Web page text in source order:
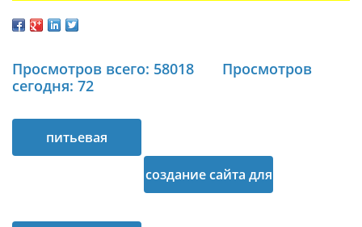
Просмотров всего: 58018
Просмотров
сегодня: 72
питьевая
создание сайта для